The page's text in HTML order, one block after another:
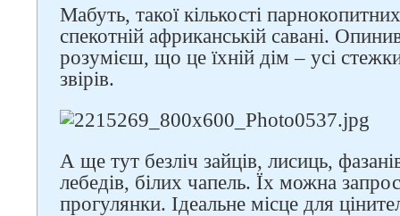
Мабуть, такої кількості
спекотній африканській савані.
розумієш, що це їхній дім – усі
звірів.
А ще тут безліч зайців, лисиць,
лебедів, білих чапель. Їх можна
прогулянки. Ідеальне місце для